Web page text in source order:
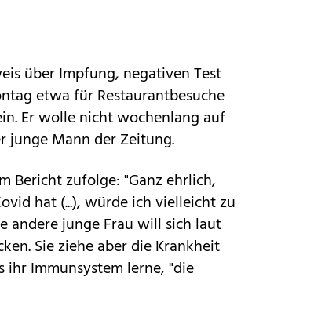
über Impfung, negativen Test
etwa für Restaurantbesuche
Er wolle nicht wochenlang auf
junge Mann der Zeitung.
Bericht zufolge: "Ganz ehrlich,
hat (...), würde ich vielleicht zu
andere junge Frau will sich laut
Sie ziehe aber die Krankheit
Immunsystem lerne, "die